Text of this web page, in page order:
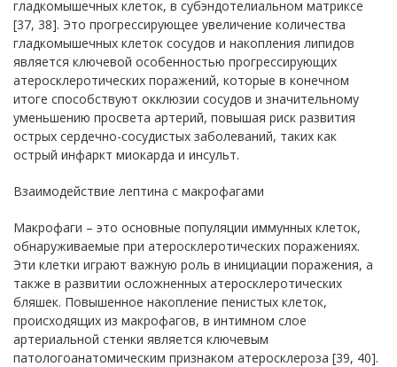
гладкомышечных клеток, в субэндотелиальном матриксе
[37, 38]. Это прогрессирующее увеличение количества
гладкомышечных клеток сосудов и накопления липидов
является ключевой особенностью прогрессирующих
атеросклеротических поражений, которые в конечном
итоге способствуют окклюзии сосудов и значительному
уменьшению просвета артерий, повышая риск развития
острых сердечно-сосудистых заболеваний, таких как
острый инфаркт миокарда и инсульт.
Взаимодействие лептина с макрофагами
Макрофаги – это основные популяции иммунных клеток,
обнаруживаемые при атеросклеротических поражениях.
Эти клетки играют важную роль в инициации поражения, а
также в развитии осложненных атеросклеротических
бляшек. Повышенное накопление пенистых клеток,
происходящих из макрофагов, в интимном слое
артериальной стенки является ключевым
патологоанатомическим признаком атеросклероза [39, 40].